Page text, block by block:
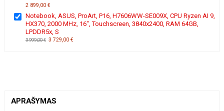
2 899,00 €
Notebook, ASUS, ProArt, P16, H7606WW-SE009X, CPU Ryzen AI 9,
HX370, 2000 MHz, 16", Touchscreen, 3840x2400, RAM 64GB,
LPDDR5x, S
3 999,00 € 3 729,00 €
APRAŠYMAS